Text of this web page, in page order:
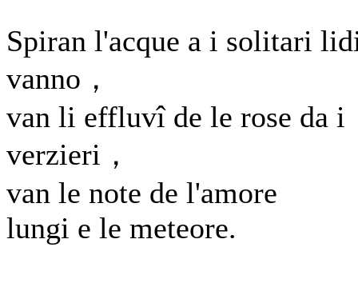
Spiran l'acque a i solitari
vanno，
van li effluvî de le rose da i
verzieri，
van le note de l'amore
lungi e le meteore.